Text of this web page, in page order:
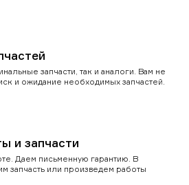
запчасти, так и аналоги. Вам не
и ожидание необходимых запчастей.
и запчасти
Даем письменную гарантию. В
запчасть или произведем работы